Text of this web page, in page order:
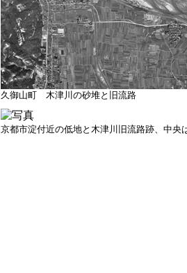
久御山町 木津川の砂堆と旧流路
京都市淀付近の低地と木津川旧流路跡、中央